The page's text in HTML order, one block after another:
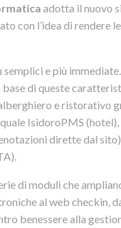
adotta il nuovo
con l’idea di rendere
e più immediate.
di queste
e ristorativo
IsidoroPMS (hotel),
dirette dal
di moduli che
al web checkin,
benessere alla